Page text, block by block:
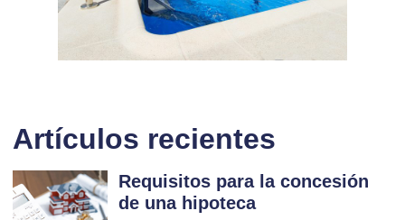
Artículos recientes
Requisitos para la concesión
de una hipoteca